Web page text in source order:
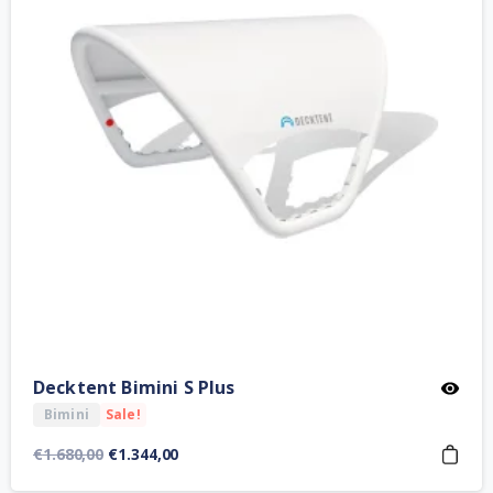
Decktent Bimini S Plus
Bimini Sale!
€1.680,00 Orijinal
€1.344,00Şu